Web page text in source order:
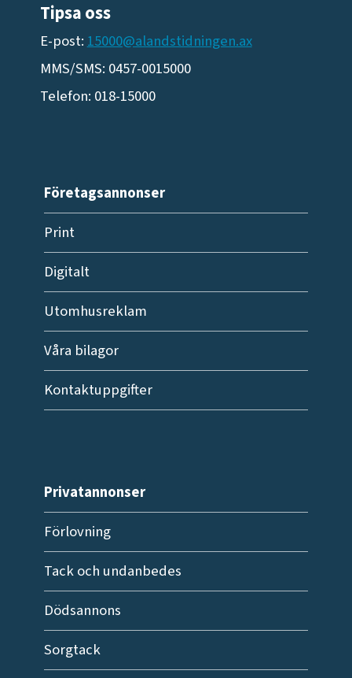
Tipsa oss
E-post:15000@alandstidningen.ax
MMS/SMS: 0457-0015000
Telefon: 018-15000
Företagsannonser
Print
Digitalt
Utomhusreklam
Våra bilagor
Kontaktuppgifter
Privatannonser
Förlovning
Tack och undanbedes
Dödsannons
Sorgtack